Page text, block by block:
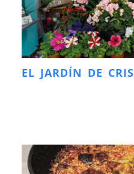
EL JARDÍN DE CRIS